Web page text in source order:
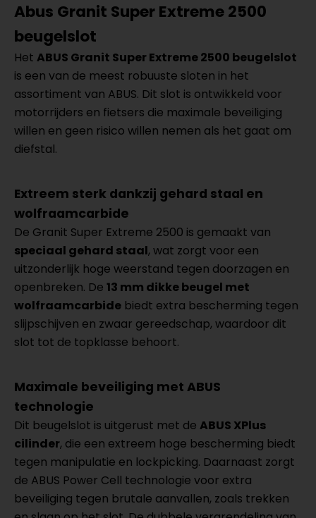
Abus Granit Super Extreme 2500
beugelslot
Het ABUS Granit Super Extreme 2500 beugelslot
is een van de meest robuuste sloten in het
assortiment van ABUS. Dit slot is ontwikkeld voor
motorrijders en fietsers die maximale beveiliging
willen en geen risico willen nemen als het gaat om
diefstal.
Extreem sterk dankzij gehard staal en
wolfraamcarbide
De Granit Super Extreme 2500 is gemaakt van
speciaal gehard staal, wat zorgt voor een
uitzonderlijk hoge weerstand tegen doorzagen en
openbreken. De 13 mm dikke beugel met
wolfraamcarbide biedt extra bescherming tegen
slijpschijven en zwaar gereedschap, waardoor dit
slot tot de topklasse behoort.
Maximale beveiliging met ABUS
technologie
Dit beugelslot is uitgerust met de ABUS XPlus
cilinder, die een extreem hoge bescherming biedt
tegen manipulatie en lockpicking. Daarnaast zorgt
de ABUS Power Cell technologie voor extra
beveiliging tegen brutale aanvallen, zoals trekken